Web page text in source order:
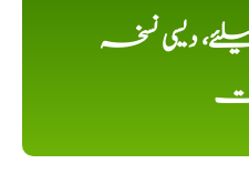
دیسی نسخہ